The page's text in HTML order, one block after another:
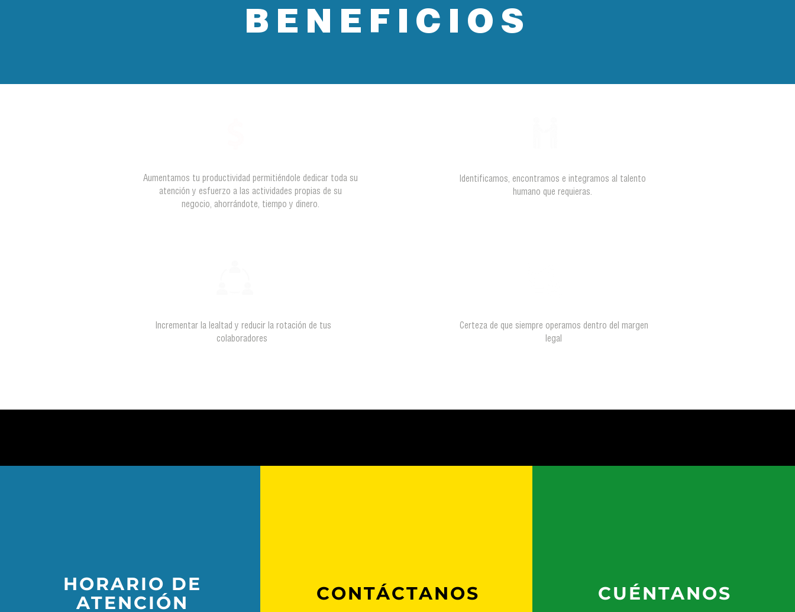
BENEFICIOS
Aumentamos tu productividad permitiéndole dedicar toda su
atención y esfuerzo a las actividades propias de su
negocio, ahorrándote, tiempo y dinero.
Incrementar la lealtad y reducir la rotación de tus
colaboradores
Identificamos, encontramos e integramos al talento
humano que requieras.
Certeza de que siempre operamos dentro del margen
legal
HORARIO DE
ATENCIÓN
CONTÁCTANOS CUÉNTANOS